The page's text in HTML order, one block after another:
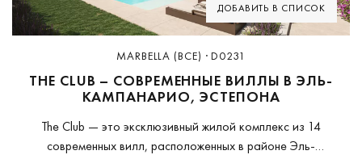
ДОБАВИТЬ В СПИСОК
MARBELLA (ВСЕ) · D0231
THE CLUB – СОВРЕМЕННЫЕ ВИЛЛЫ В ЭЛЬ-
КАМПАНАРИО, ЭСТЕПОНА
The Club — это эксклюзивный жилой комплекс из 14
современных вилл, расположенных в районе Эль-